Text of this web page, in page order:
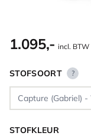
1.095,- incl. BTW
STOFSOORT ?
STOFKLEUR